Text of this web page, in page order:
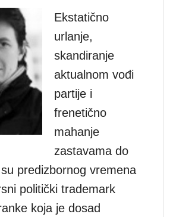
Ekstatično
urlanje,
skandiranje
aktualnom vođi
partije i
frenetično
mahanje
zastavama do
predizbornog vremena
politički trademark
koja je dosad